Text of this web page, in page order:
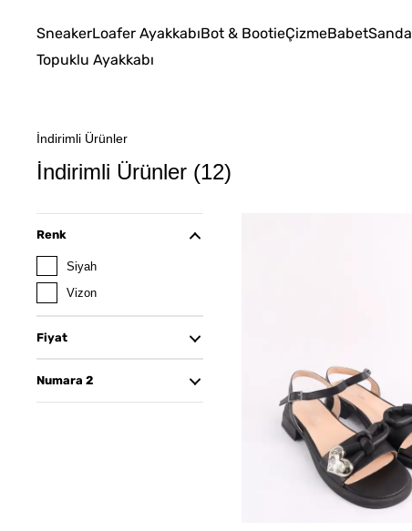
SneakerLoafer AyakkabıBot & BootieÇizmeBabet
Topuklu Ayakkabı
İndirimli Ürünler
İndirimli Ürünler (12)
Renk
Siyah
Vizon
Fiyat
Numara 2